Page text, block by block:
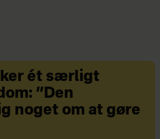
ét særligt
”Den
noget om at gøre